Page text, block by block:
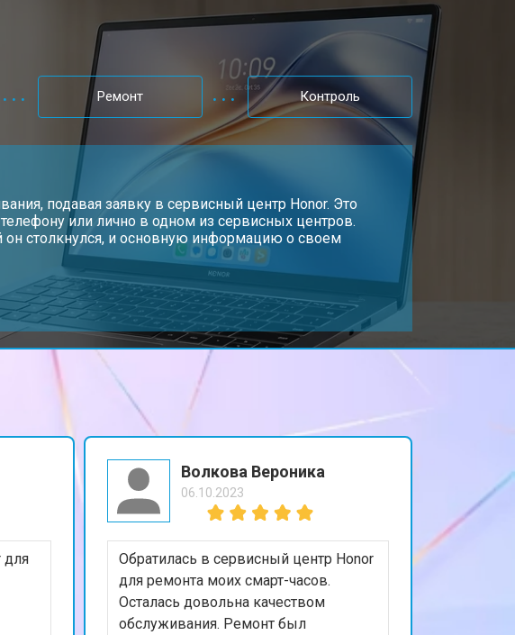
от 1550 ₽ Заказать
от 1350 ₽ Заказать
от 1950 ₽ Заказать
от 1950 ₽
мин от 1850 ₽ Заказать
от 1750 ₽
от 2750 ₽ Заказать
от 1450 ₽ Заказать
Ремонт Контроль
подавая заявку в сервисный центр Honor. Это
или лично в одном из сервисных центров.
он столкнулся, и основную информацию о своем
для
Волкова Вероника
06.10.2023
Обратилась в сервисный центр Honor
для ремонта моих смарт-часов.
Осталась довольна качеством
обслуживания. Ремонт был